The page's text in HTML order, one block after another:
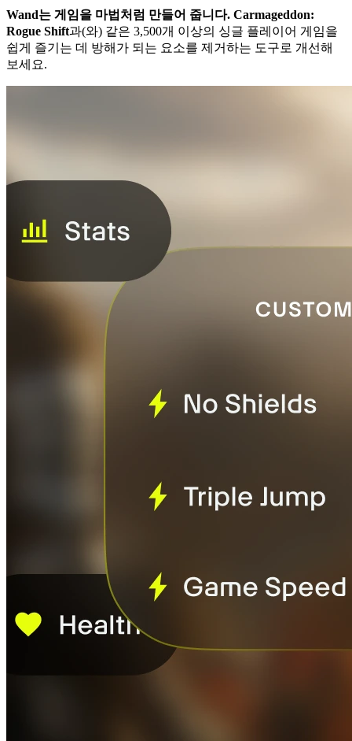
Wand는 게임을 마법처럼 만들어 줍니다. Carmageddon:
Rogue Shift과(와) 같은 3,500개 이상의 싱글 플레이어 게임을
쉽게 즐기는 데 방해가 되는 요소를 제거하는 도구로 개선해
보세요.